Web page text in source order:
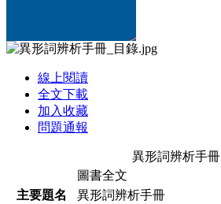
線上閱讀
全文下載
加入收藏
問題通報
異形詞辨析手冊
圖書全文
主要題名
異形詞辨析手冊